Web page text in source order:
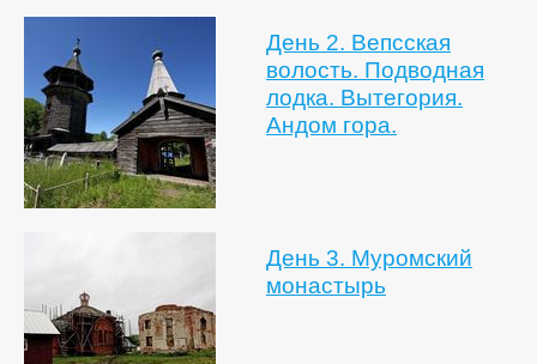
День 2. Вепсская
волость. Подводная
лодка. Вытегория.
Андом гора.
День 3. Муромский
монастырь